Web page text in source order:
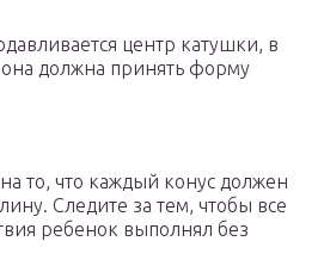
центр катушки, в
она должна принять форму
то, что каждый конус должен
Следите за тем, чтобы все
ребенок выполнял без